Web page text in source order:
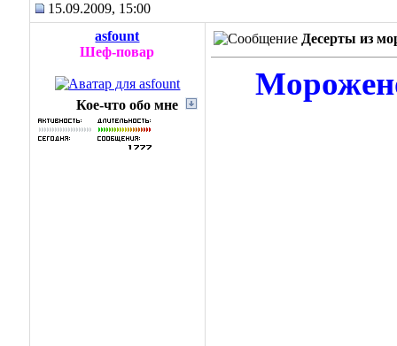
15.09.2009, 15:00
asfount
Шеф-повар
Кое-что обо мне
Десерты из